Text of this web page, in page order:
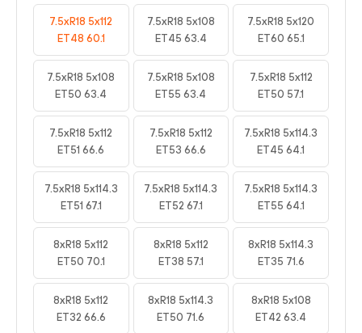
7.5xR18 5x112
ET48 60.1
7.5xR18 5x108
ET45 63.4
7.5xR18 5x120
ET60 65.1
7.5xR18 5x108
ET50 63.4
7.5xR18 5x108
ET55 63.4
7.5xR18 5x112
ET50 57.1
7.5xR18 5x112
ET51 66.6
7.5xR18 5x112
ET53 66.6
7.5xR18 5x114.3
ET45 64.1
7.5xR18 5x114.3
ET51 67.1
7.5xR18 5x114.3
ET52 67.1
7.5xR18 5x114.3
ET55 64.1
8xR18 5x112
ET50 70.1
8xR18 5x112
ET38 57.1
8xR18 5x114.3
ET35 71.6
8xR18 5x112
ET32 66.6
8xR18 5x114.3
ET50 71.6
8xR18 5x108
ET42 63.4